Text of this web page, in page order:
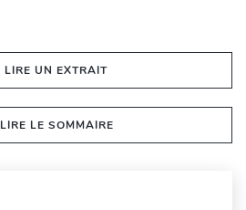
LIRE UN EXTRAIT
LIRE LE SOMMAIRE